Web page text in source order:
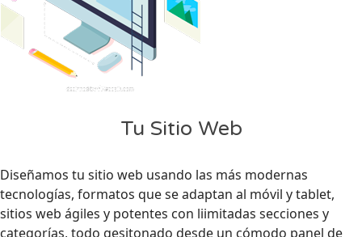
Tu Sitio Web
Diseñamos tu sitio web usando las más modernas
tecnologías, formatos que se adaptan al móvil y tablet,
sitios web ágiles y potentes con liimitadas secciones y
categorías, todo gesitonado desde un cómodo panel de